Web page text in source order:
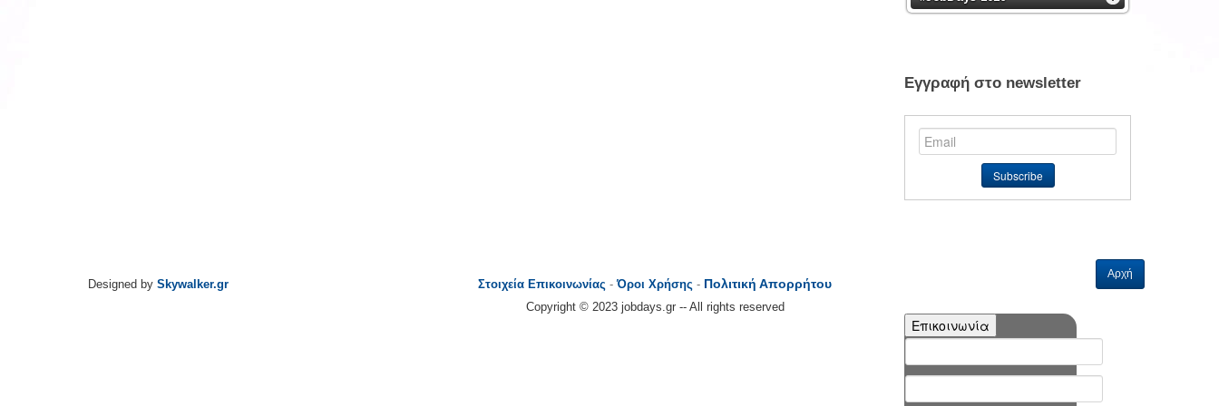
Εγγραφή στο newsletter
Designed by Skywalker.gr Στοιχεία Επικοινωνίας -Όροι Χρήσης - Πολιτική Απορρήτου
Copyright © 2023 jobdays.gr -- All rights reserved
Αρχή